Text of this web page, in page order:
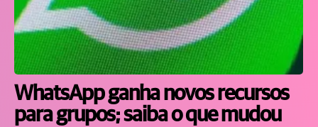
WhatsApp ganha novos recursos
para grupos; saiba o que mudou